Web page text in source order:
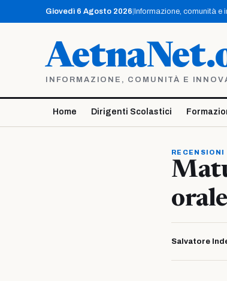
contenuto
Giovedì 6 Agosto 2026 Informazione, comunità
INFORMAZIONE, COMUNITÀ E
Home Dirigenti Scolastici
RECENSIONI
Salvatore